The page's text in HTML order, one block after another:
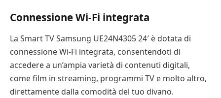
Connessione Wi-Fi integrata
La Smart TV Samsung UE24N4305 24′ è dotata di
connessione Wi-Fi integrata, consentendoti di
accedere a un’ampia varietà di contenuti digitali,
come film in streaming, programmi TV e molto altro,
direttamente dalla comodità del tuo divano.